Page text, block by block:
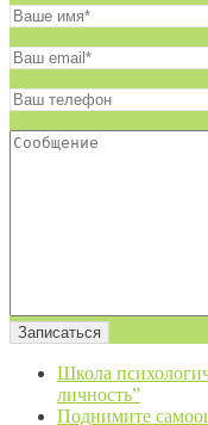
Школа
личность”
Поднимите